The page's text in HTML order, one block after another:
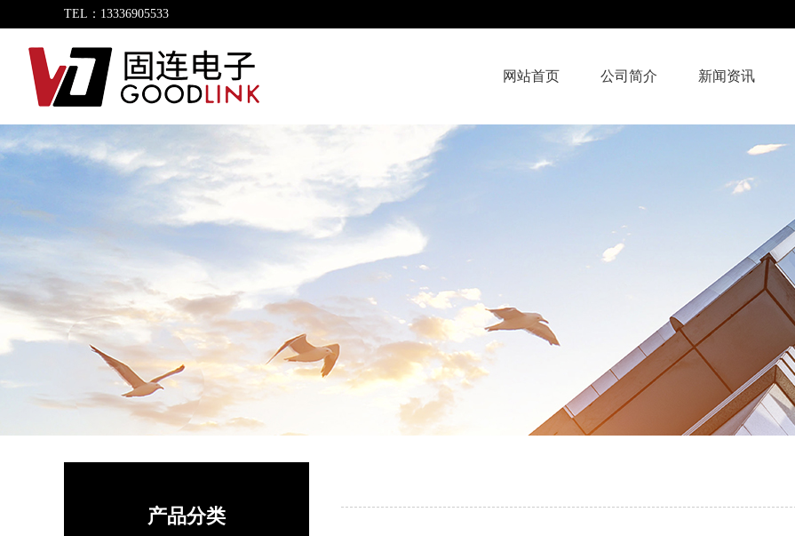
TEL：13336905533
网站首页 公司简介 新闻资讯
产品分类